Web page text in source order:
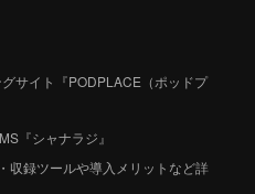
サイト『PODPLACE（ポッドプ
『シャナラジ』
収録ツールや導入メリットなど詳